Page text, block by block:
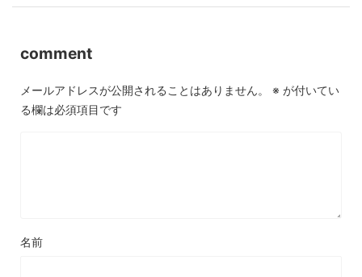
comment
メールアドレスが公開されることはありません。 ※ が付いてい
る欄は必須項目です
名前